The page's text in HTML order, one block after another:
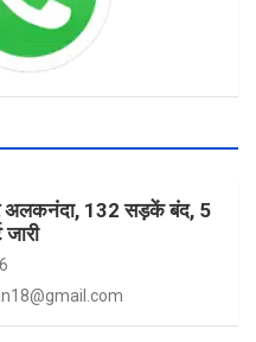
t
e b
अलकनंदा, 132 सड़कें बंद, 5